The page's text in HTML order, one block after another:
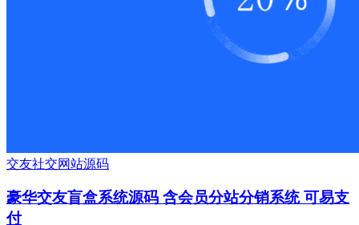
交友社交网站源码
豪华交友盲盒系统源码 含会员分站分销系统 可易支
付